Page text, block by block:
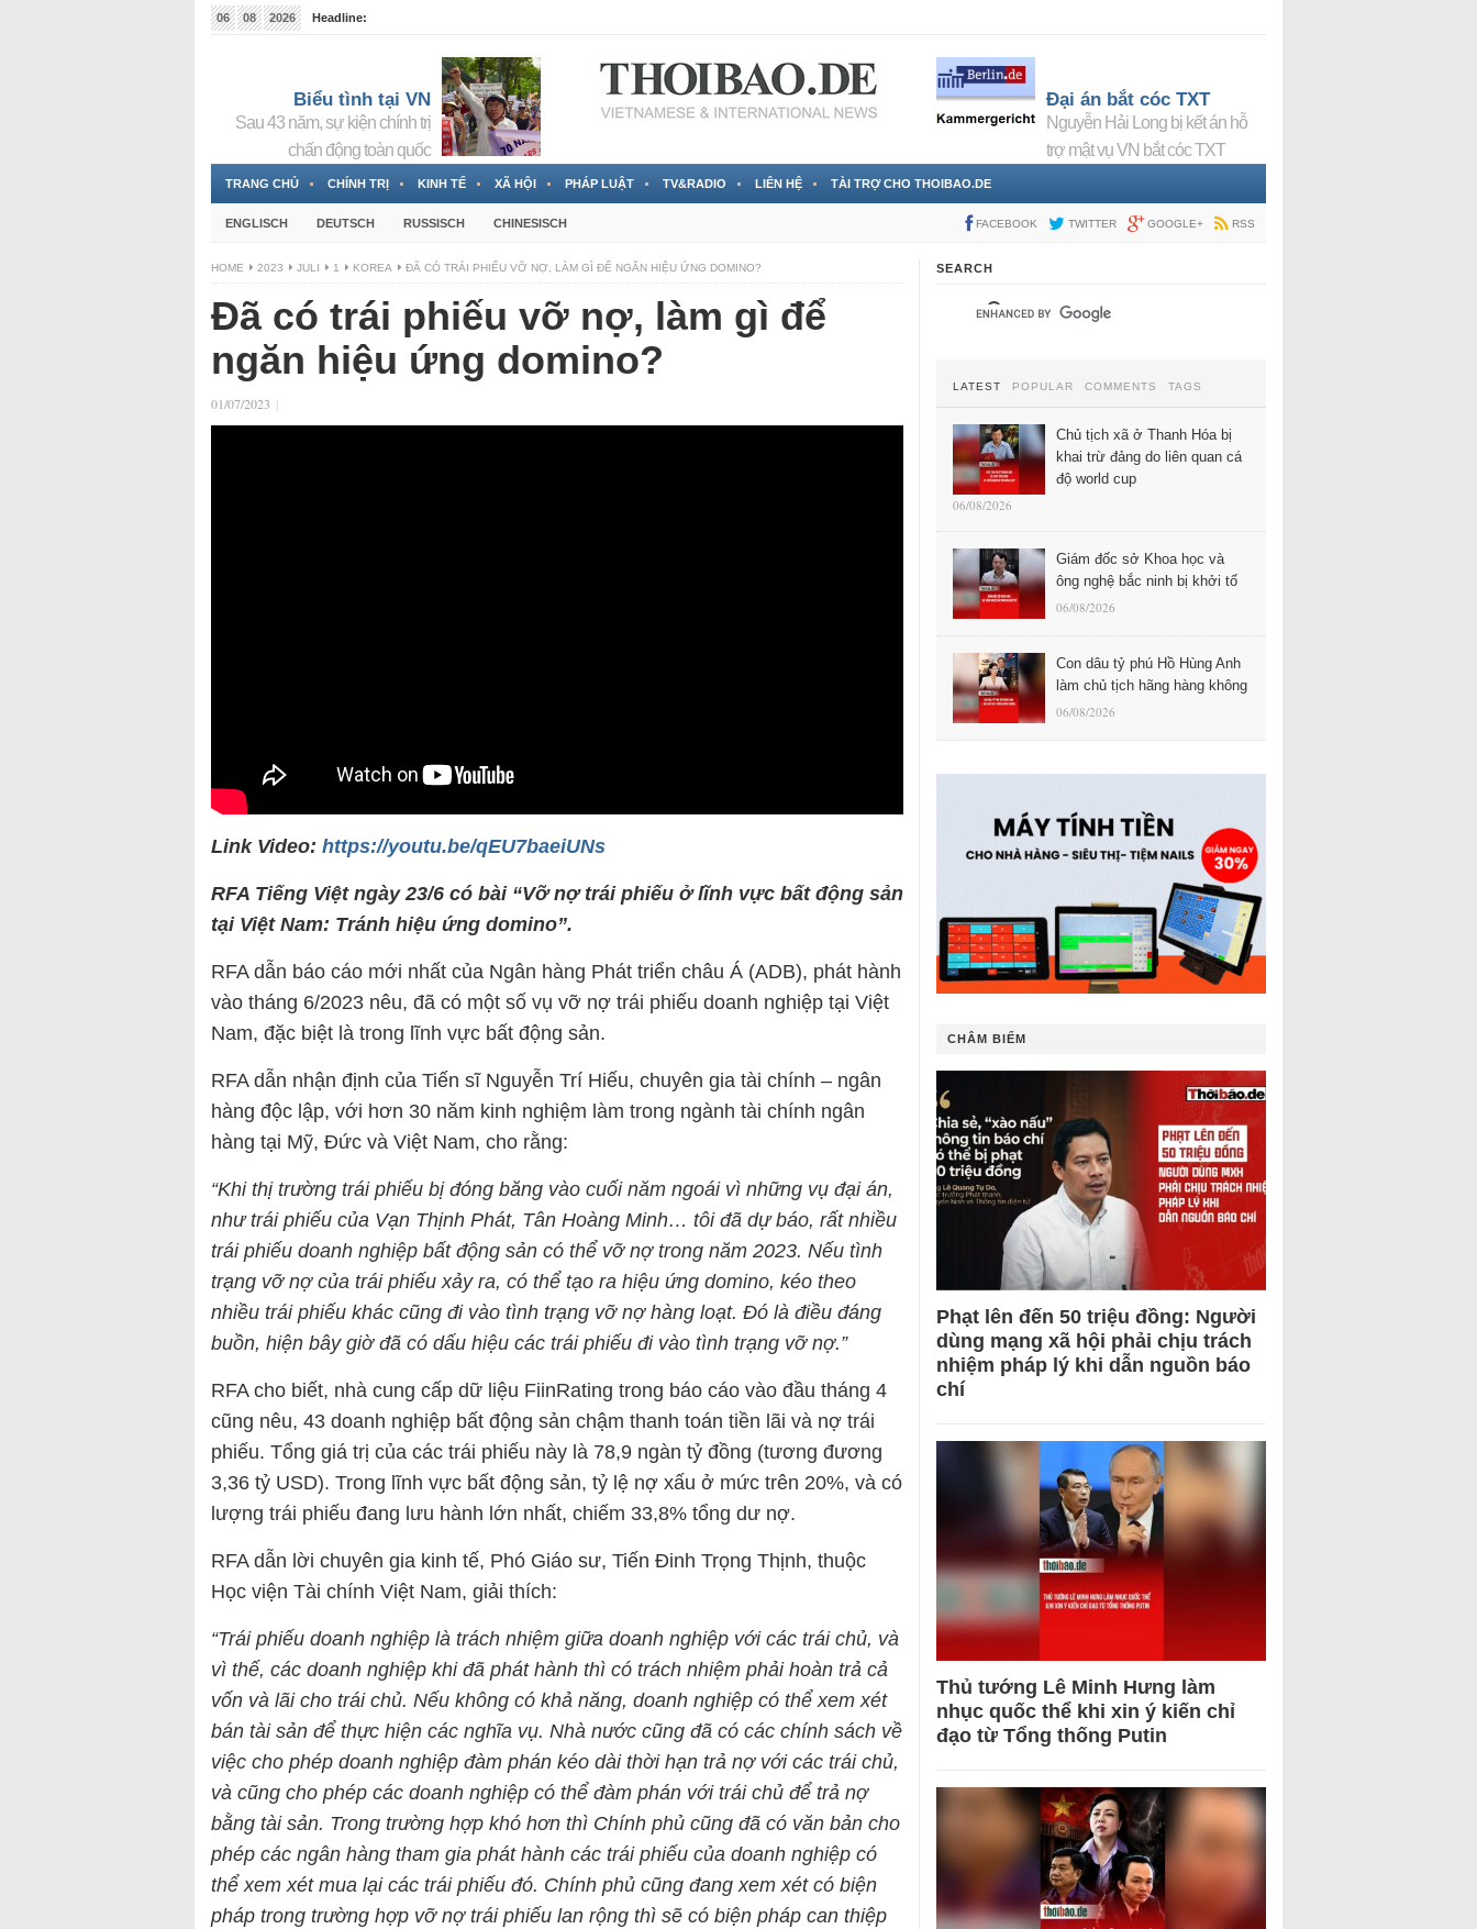
06 08 2026
Headline:
Biểu tình tại VN
Sau 43 năm, sự kiện chính trị
chấn động toàn quốc
Đại án bắt cóc TXT
Nguyễn Hải Long bị kết án hỗ
trợ mật vụ VN bắt cóc TXT
TRANG CHỦ CHÍNH TRỊ KINH TẾ XÃ HỘI PHÁP LUẬT TV&RADIO LIÊN HỆ TÀI TRỢ CHO THOIBAO.DE
ENGLISCH DEUTSCH RUSSISCH CHINESISCH FACEBOOK TWITTER GOOGLE+ RSS
HOME 2023 JULI 1 KOREA ĐÃ CÓ TRÁI PHIẾU VỠ NỢ, LÀM GÌ ĐỂ NGĂN HIỆU ỨNG DOMINO?
Đã có trái phiếu vỡ nợ, làm gì để
ngăn hiệu ứng domino?
01/07/2023 |
Link Video: https://youtu.be/qEU7baeiUNs
RFA Tiếng Việt ngày 23/6 có bài “Vỡ nợ trái phiếu ở lĩnh vực bất động sản
tại Việt Nam: Tránh hiệu ứng domino”.
RFA dẫn báo cáo mới nhất của Ngân hàng Phát triển châu Á (ADB), phát hành
vào tháng 6/2023 nêu, đã có một số vụ vỡ nợ trái phiếu doanh nghiệp tại Việt
Nam, đặc biệt là trong lĩnh vực bất động sản.
RFA dẫn nhận định của Tiến sĩ Nguyễn Trí Hiếu, chuyên gia tài chính – ngân
hàng độc lập, với hơn 30 năm kinh nghiệm làm trong ngành tài chính ngân
hàng tại Mỹ, Đức và Việt Nam, cho rằng:
“Khi thị trường trái phiếu bị đóng băng vào cuối năm ngoái vì những vụ đại án,
như trái phiếu của Vạn Thịnh Phát, Tân Hoàng Minh… tôi đã dự báo, rất nhiều
trái phiếu doanh nghiệp bất động sản có thể vỡ nợ trong năm 2023. Nếu tình
trạng vỡ nợ của trái phiếu xảy ra, có thể tạo ra hiệu ứng domino, kéo theo
nhiều trái phiếu khác cũng đi vào tình trạng vỡ nợ hàng loạt. Đó là điều đáng
buồn, hiện bây giờ đã có dấu hiệu các trái phiếu đi vào tình trạng vỡ nợ.”
RFA cho biết, nhà cung cấp dữ liệu FiinRating trong báo cáo vào đầu tháng 4
cũng nêu, 43 doanh nghiệp bất động sản chậm thanh toán tiền lãi và nợ trái
phiếu. Tổng giá trị của các trái phiếu này là 78,9 ngàn tỷ đồng (tương đương
3,36 tỷ USD). Trong lĩnh vực bất động sản, tỷ lệ nợ xấu ở mức trên 20%, và có
lượng trái phiếu đang lưu hành lớn nhất, chiếm 33,8% tổng dư nợ.
RFA dẫn lời chuyên gia kinh tế, Phó Giáo sư, Tiến Đinh Trọng Thịnh, thuộc
Học viện Tài chính Việt Nam, giải thích:
“Trái phiếu doanh nghiệp là trách nhiệm giữa doanh nghiệp với các trái chủ, và
vì thế, các doanh nghiệp khi đã phát hành thì có trách nhiệm phải hoàn trả cả
vốn và lãi cho trái chủ. Nếu không có khả năng, doanh nghiệp có thể xem xét
bán tài sản để thực hiện các nghĩa vụ. Nhà nước cũng đã có các chính sách về
việc cho phép doanh nghiệp đàm phán kéo dài thời hạn trả nợ với các trái chủ,
và cũng cho phép các doanh nghiệp có thể đàm phán với trái chủ để trả nợ
bằng tài sản. Trong trường hợp khó hơn thì Chính phủ cũng đã có văn bản cho
phép các ngân hàng tham gia phát hành các trái phiếu của doanh nghiệp có
thể xem xét mua lại các trái phiếu đó. Chính phủ cũng đang xem xét có biện
pháp trong trường hợp vỡ nợ trái phiếu lan rộng thì sẽ có biện pháp can thiệp
SEARCH
LATEST POPULAR COMMENTS TAGS
Chủ tịch xã ở Thanh Hóa bị
khai trừ đảng do liên quan cá
độ world cup
06/08/2026
Giám đốc sở Khoa học và
ông nghệ bắc ninh bị khởi tố
06/08/2026
Con dâu tỷ phú Hồ Hùng Anh
làm chủ tịch hãng hàng không
06/08/2026
CHÂM BIẾM
Phạt lên đến 50 triệu đồng: Người
dùng mạng xã hội phải chịu trách
nhiệm pháp lý khi dẫn nguồn báo
chí
Thủ tướng Lê Minh Hưng làm
nhục quốc thể khi xin ý kiến chỉ
đạo từ Tổng thống Putin